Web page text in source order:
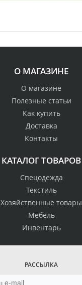
О МАГАЗИНЕ
О магазине
Полезные статьи
Как купить
Доставка
Контакты
КАТАЛОГ ТОВАРОВ
Спецодежда
Текстиль
Хозяйственные товары
Мебель
Инвентарь
РАССЫЛКА